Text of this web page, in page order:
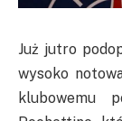
Już jutro
wysoko
klubowemu